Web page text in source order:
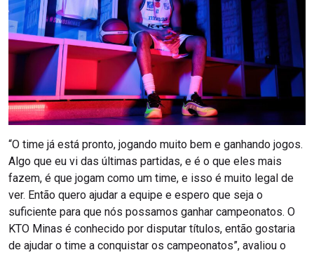
“O time já está pronto, jogando muito bem e ganhando jogos.
Algo que eu vi das últimas partidas, e é o que eles mais
fazem, é que jogam como um time, e isso é muito legal de
ver. Então quero ajudar a equipe e espero que seja o
suficiente para que nós possamos ganhar campeonatos. O
KTO Minas é conhecido por disputar títulos, então gostaria
de ajudar o time a conquistar os campeonatos”, avaliou o